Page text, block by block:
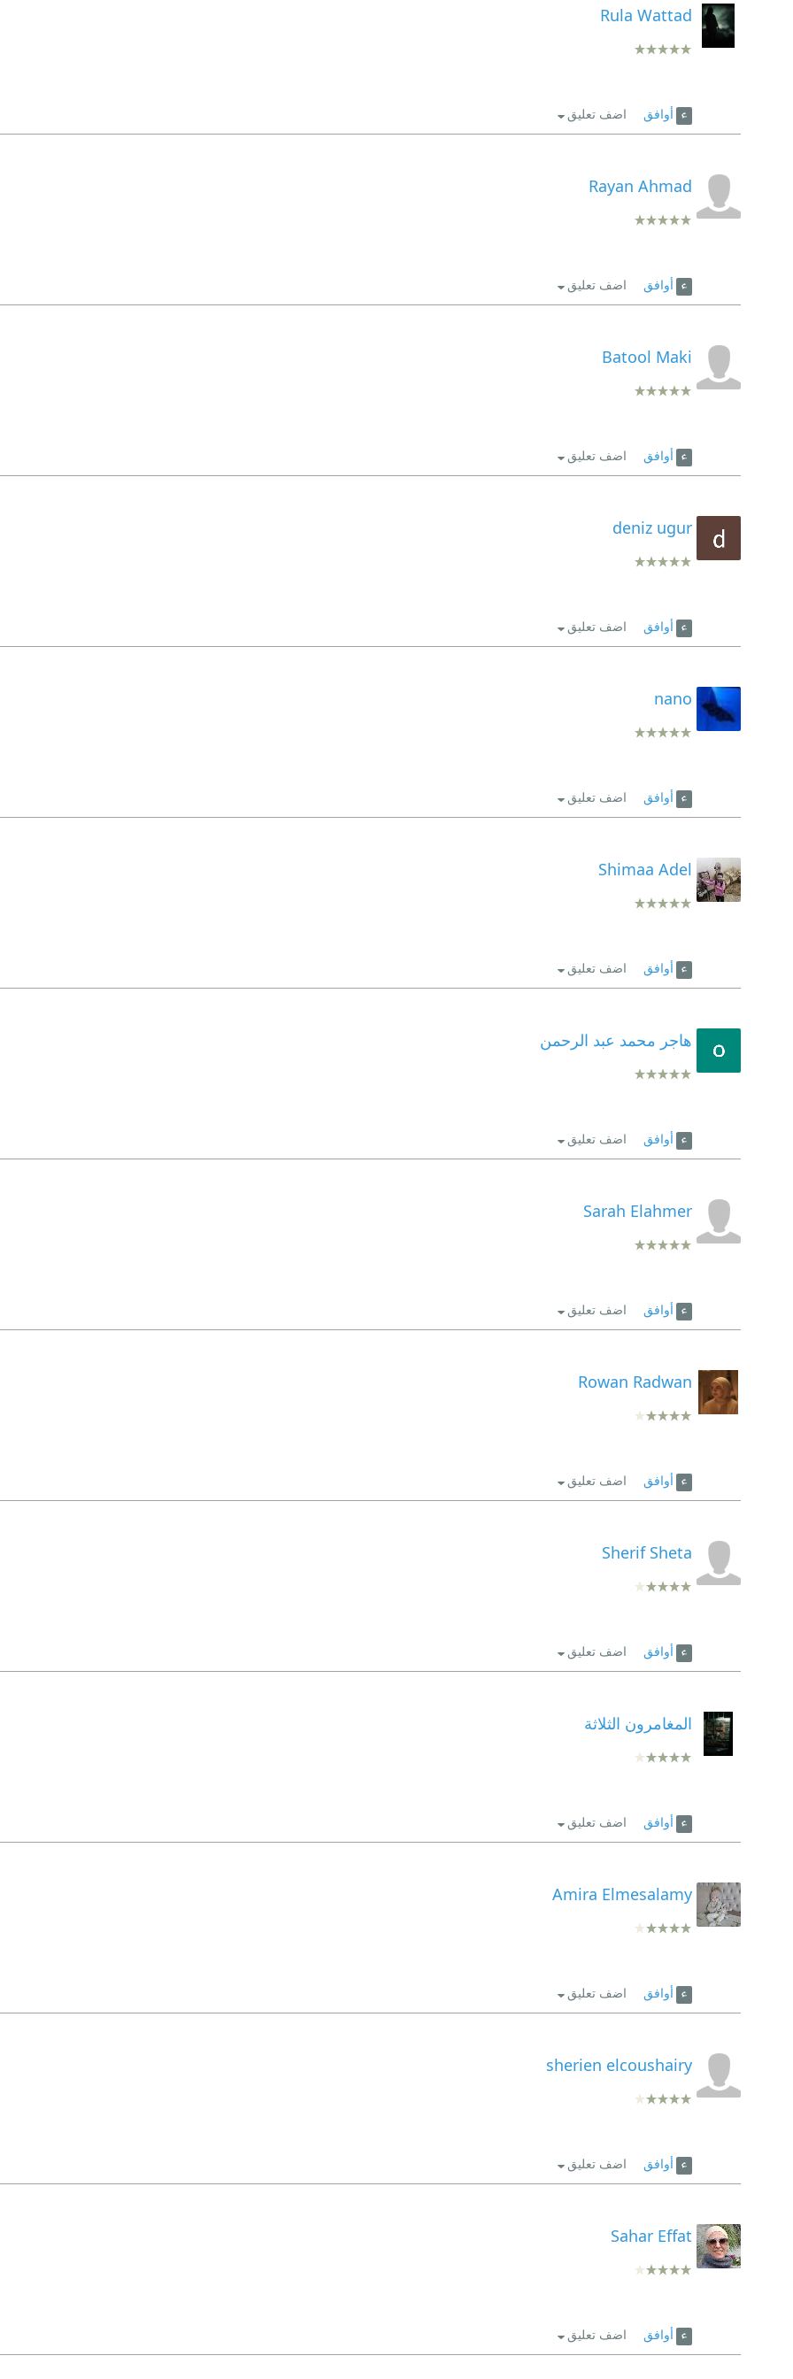
Rula Wattad
أوافق اضف تعليق
Rayan Ahmad
أوافق اضف تعليق
Batool Maki
أوافق اضف تعليق
deniz ugur
أوافق اضف تعليق
nano
أوافق اضف تعليق
Shimaa Adel
أوافق اضف تعليق
هاجر محمد عبد الرحمن
أوافق اضف تعليق
Sarah Elahmer
أوافق اضف تعليق
Rowan Radwan
أوافق اضف تعليق
Sherif Sheta
أوافق اضف تعليق
المغامرون الثلاثة
أوافق اضف تعليق
Amira Elmesalamy
أوافق اضف تعليق
sherien elcoushairy
أوافق اضف تعليق
Sahar Effat
أوافق اضف تعليق